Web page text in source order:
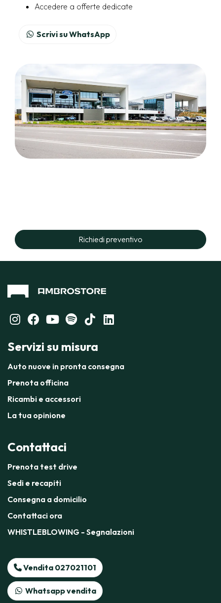
Accedere a offerte dedicate
Scrivi su WhatsApp
Richiedi preventivo
Servizi su misura
Auto nuove in pronta consegna
Prenota officina
Ricambi e accessori
La tua opinione
Contattaci
Prenota test drive
Sedi e recapiti
Consegna a domicilio
Contattaci ora
WHISTLEBLOWING - Segnalazioni
Vendita 027021101
Whatsapp vendita